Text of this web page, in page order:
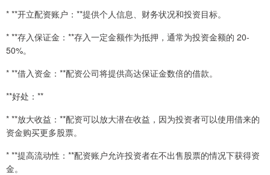
* **开立配资账户：**提供个人信息、财务状况和投资目标。
* **存入保证金：**存入一定金额作为抵押，通常为投资金额的 20-
50%。
* **借入资金：**配资公司将提供高达保证金数倍的借款。
**好处：**
* **放大收益：**配资可以放大潜在收益，因为投资者可以使用借来的
资金购买更多股票。
* **提高流动性：**配资账户允许投资者在不出售股票的情况下获得资
金。